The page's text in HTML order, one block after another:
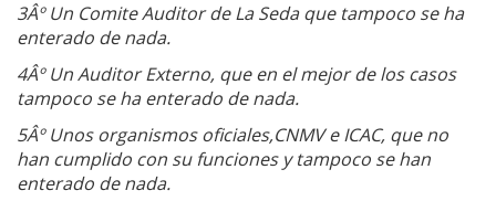
3Âº Un Comite Auditor de La Seda que tampoco se ha
enterado de nada.
4Âº Un Auditor Externo, que en el mejor de los casos
tampoco se ha enterado de nada.
5Âº Unos organismos oficiales,CNMV e ICAC, que no
han cumplido con su funciones y tampoco se han
enterado de nada.